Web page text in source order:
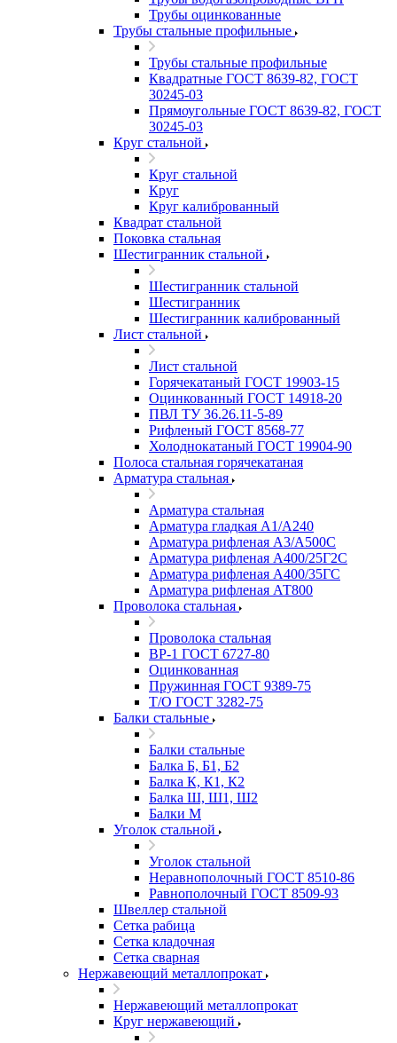
Трубы оцинкованные
Трубы стальные профильные
Трубы стальные профильные
Квадратные ГОСТ 8639-82, ГОСТ
30245-03
Прямоугольные ГОСТ 8639-82, ГОСТ
30245-03
Круг стальной
Круг стальной
Круг
Круг калиброванный
Квадрат стальной
Поковка стальная
Шестигранник стальной
Шестигранник стальной
Шестигранник
Шестигранник калиброванный
Лист стальной
Лист стальной
Горячекатаный ГОСТ 19903-15
Оцинкованный ГОСТ 14918-20
ПВЛ ТУ 36.26.11-5-89
Рифленый ГОСТ 8568-77
Холоднокатаный ГОСТ 19904-90
Полоса стальная горячекатаная
Арматура стальная
Арматура стальная
Арматура гладкая А1/А240
Арматура рифленая А3/А500С
Арматура рифленая А400/25Г2С
Арматура рифленая А400/35ГС
Арматура рифленая АТ800
Проволока стальная
Проволока стальная
ВР-1 ГОСТ 6727-80
Оцинкованная
Пружинная ГОСТ 9389-75
Т/О ГОСТ 3282-75
Балки стальные
Балки стальные
Балка Б, Б1, Б2
Балка К, К1, К2
Балка Ш, Ш1, Ш2
Балки М
Уголок стальной
Уголок стальной
Неравнополочный ГОСТ 8510-86
Равнополочный ГОСТ 8509-93
Швеллер стальной
Сетка рабица
Сетка кладочная
Сетка сварная
Нержавеющий металлопрокат
Нержавеющий металлопрокат
Круг нержавеющий